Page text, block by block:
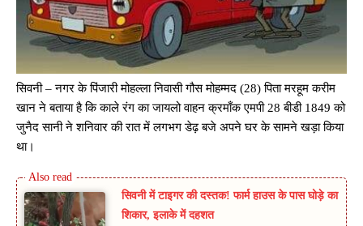
सिवनी – नगर के पिंजारी मोहल्ला निवासी गौस मोहम्मद (28) पिता मरहूम करीम
खान ने बताया है कि काले रंग का जायलो वाहन क्रमाँक एमपी 28 बीडी 1849 को
जुनैद सानी ने शनिवार की रात में लगभग डेढ़ बजे अपने घर के सामने खड़ा किया
था।
सिवनी में टाइगर की दस्तक! फार्म हाउस के पास घोड़े का
शिकार, इलाके में दहशत